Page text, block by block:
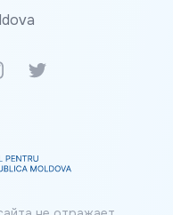
Twitter